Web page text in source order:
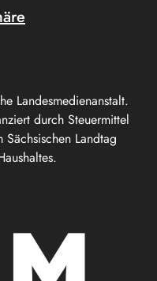
Landesmedienanstalt.
durch Steuermittel
Landtag